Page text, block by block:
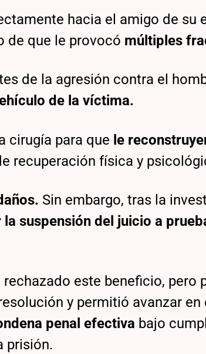
hacia el amigo de su
de que le provocó múltiples
de la agresión contra el
de la víctima.
cirugía para que le
recuperación física y
Sin embargo, tras la
suspensión del juicio a
rechazado este beneficio, pero
y permitió avanzar
penal efectiva bajo
prisión.